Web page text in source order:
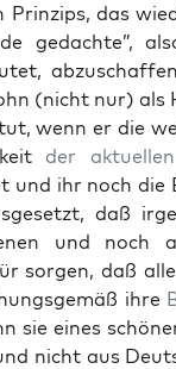
Prin­zips, das
gedach­te”,
(nicht nur) als
wenn er die
der
und ihr noch
daß
und noch
sor­gen, daß
ihre
sie eines
nicht aus